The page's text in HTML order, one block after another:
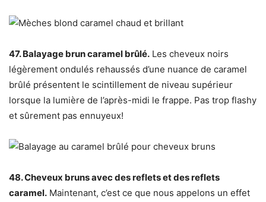
47. Balayage brun caramel brûlé. Les cheveux noirs
légèrement ondulés rehaussés d’une nuance de caramel
brûlé présentent le scintillement de niveau supérieur
lorsque la lumière de l’après-midi le frappe. Pas trop flashy
et sûrement pas ennuyeux!
48. Cheveux bruns avec des reflets et des reflets
caramel. Maintenant, c’est ce que nous appelons un effet